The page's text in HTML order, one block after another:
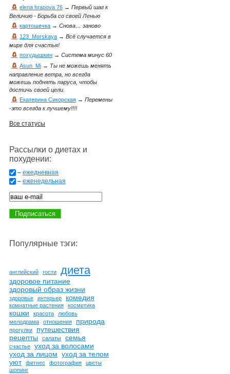
elena hrapova 76 → Первый шаг к
Величию - Борьба со своей Ленью
картошечка → Снова… заново
123_Morskaya → Всё случается в
мире для счастья!
похудышкин → Система минус 60
Asun_Mi → Ты не можешь менять
направление ветра, но всегда
можешь поднять паруса, чтобы
достичь своей цели.
Екатерина Сикорская → Перемены
-это всегда к лучшему!!!!
Все статусы
Рассылки о диетах и
похудении:
– ежедневная
– еженедельная
Популярные тэги:
английский гости диета
здоровое питание
здоровый образ жизни
здоровье интерьер комедия
комнатные растения косметика
кошки красота
любовь
мелодрама
отношения природа
прогулки
путешествия
рецепты
салаты семья
счастье
уход за волосами
уход за лицом уход за телом
уют
фитнес фотография
цветы
шопинг